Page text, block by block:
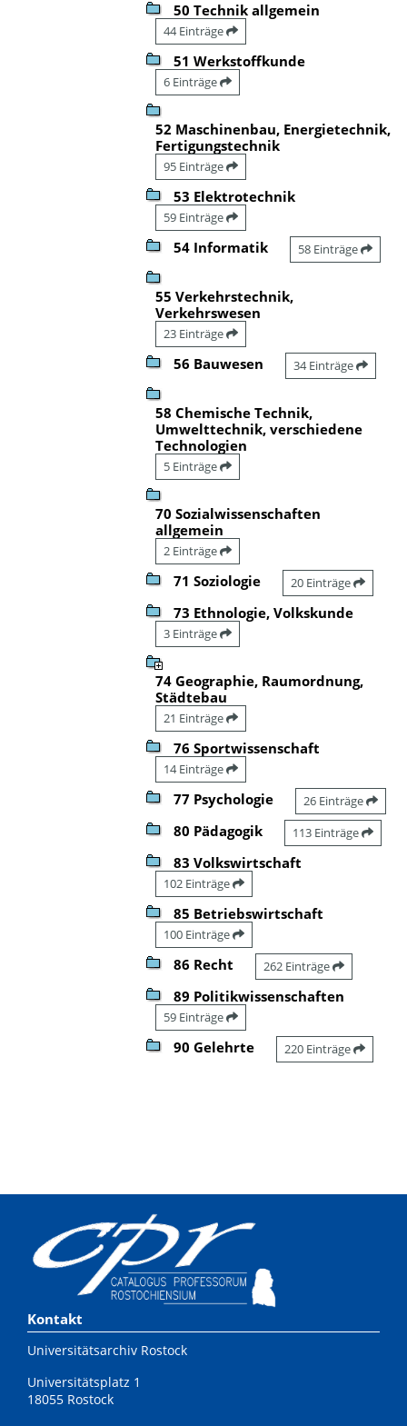
50 Technik allgemein
44 Einträge
51 Werkstoffkunde
6 Einträge
52 Maschinenbau, Energietechnik,
Fertigungstechnik
95 Einträge
53 Elektrotechnik
59 Einträge
54 Informatik 58 Einträge
55 Verkehrstechnik,
Verkehrswesen
23 Einträge
56 Bauwesen 34 Einträge
58 Chemische Technik,
Umwelttechnik, verschiedene
Technologien
5 Einträge
70 Sozialwissenschaften
allgemein
2 Einträge
71 Soziologie 20 Einträge
73 Ethnologie, Volkskunde
3 Einträge
74 Geographie, Raumordnung,
Städtebau
21 Einträge
76 Sportwissenschaft
14 Einträge
77 Psychologie 26 Einträge
80 Pädagogik 113 Einträge
83 Volkswirtschaft
102 Einträge
85 Betriebswirtschaft
100 Einträge
86 Recht 262 Einträge
89 Politikwissenschaften
59 Einträge
90 Gelehrte 220 Einträge
Kontakt
Universitätsarchiv Rostock
Universitätsplatz 1
18055 Rostock